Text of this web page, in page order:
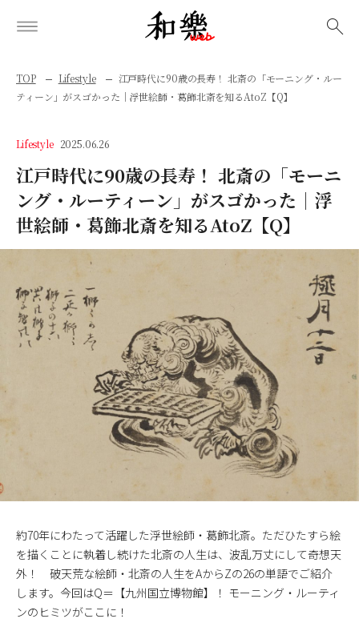
TOP Lifestyle
江戸時代に90歳の長寿！ 北斎の「モーニング・ルー
ティーン」がスゴかった│浮世絵師・葛飾北斎を知るAtoZ【Q】
Lifestyle 2025.06.26
江戸時代に90歳の長寿！ 北斎の「モーニ
ング・ルーティーン」がスゴかった│浮
世絵師・葛飾北斎を知るAtoZ【Q】
約70年にわたって活躍した浮世絵師・葛飾北斎。ただひたすら絵
を描くことに執着し続けた北斎の人生は、波乱万丈にして奇想天
外！ 破天荒な絵師・北斎の人生をAからZの26の単語でご紹介
します。今回はQ＝【九州国立博物館】！ モーニング・ルーティ
ンのヒミツがここに！